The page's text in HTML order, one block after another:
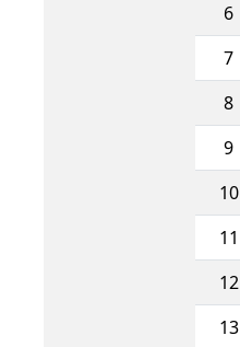
6
7
8
9
10
11
12
13